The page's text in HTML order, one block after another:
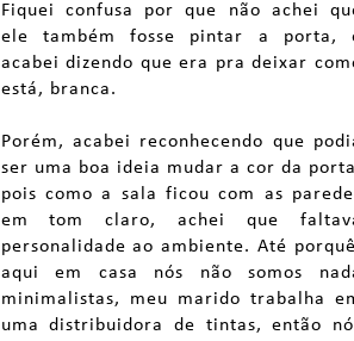
Fiquei confusa por que não achei
ele também fosse pintar a porta,
acabei dizendo que era pra deixar
está, branca.
Porém, acabei reconhecendo que
ser uma boa ideia mudar a cor da
pois como a sala ficou com as
em tom claro, achei que
personalidade ao ambiente. Até
aqui em casa nós não somos
minimalistas, meu marido trabalha
uma distribuidora de tintas, então